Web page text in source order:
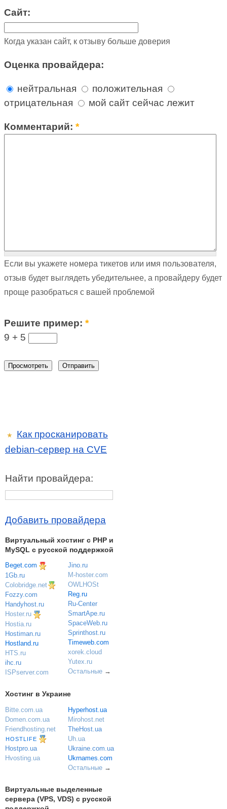
Сайт:
Когда указан сайт, к отзыву больше доверия
Оценка провайдера:
нейтральная
положительная
отрицательная
мой сайт сейчас лежит
Комментарий:*
Если вы укажете номера тикетов или имя пользователя,
отзыв будет выглядеть убедительнее, а провайдеру будет
проще разобраться с вашей проблемой
Решите пример:*
9 + 5
★
Как просканировать
debian-сервер на CVE
Найти провайдера:
Добавить провайдера
Виртуальный хостинг c PHP и
MySQL с русской поддержкой
Beget.com
1Gb.ru
Colobridge.net
Fozzy.com
Handyhost.ru
Hoster.ru
Hostia.ru
Hostiman.ru
Hostland.ru
HTS.ru
ihc.ru
ISPserver.com
Jino.ru
M-hoster.com
OWLHOSt
Reg.ru
Ru-Center
SmartApe.ru
SpaceWeb.ru
Sprinthost.ru
Timeweb.com
xorek.cloud
Yutex.ru
Остальные→
Хостинг в Украине
Bitte.com.ua
Domen.com.ua
Friendhosting.net
HOSTLIFE
Hostpro.ua
Hvosting.ua
Hyperhost.ua
Mirohost.net
TheHost.ua
Uh.ua
Ukraine.com.ua
Ukrnames.com
Остальные→
Виртуальные выделенные
сервера (VPS, VDS) с русской